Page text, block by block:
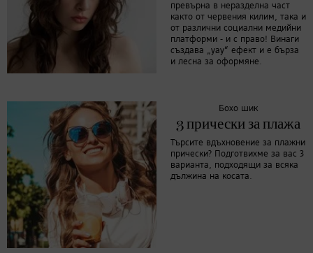
превърна в неразделна част
както от червения килим, така и
от различни социални медийни
платформи - и с право! Винаги
създава „уау“ ефект и е бърза
и лесна за оформяне.
Бохо шик
3 прически за плажа
Търсите вдъхновение за плажни
прически? Подготвихме за вас 3
варианта, подходящи за всяка
дължина на косата.